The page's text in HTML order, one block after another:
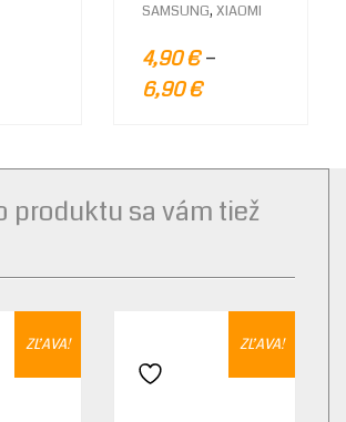
SAMSUNG, XIAOMI
4,90€–
6,90€
produktu sa vám tiež
do zoznamu želaní
ZĽAVA!
Pridať do zoznamu želaní
ZĽAVA!